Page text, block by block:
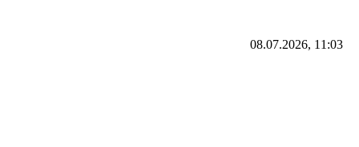
08.07.2026, 11:03